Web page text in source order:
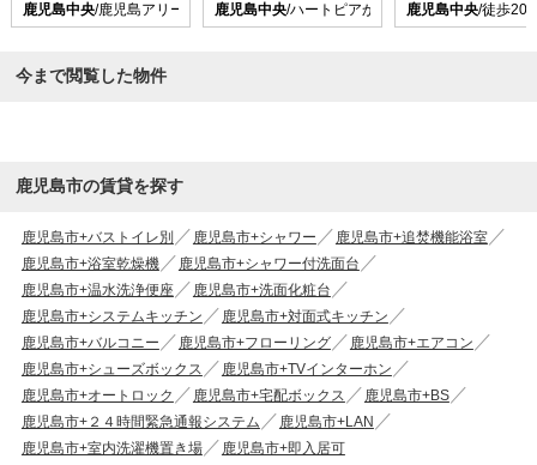
鹿児島中央/鹿児島アリーナ前 バス乗車時間20分 停歩3分
鹿児島中央/ハートピアかごしま バス乗車時間
鹿児島中央/徒歩20
今まで閲覧した物件
鹿児島市の賃貸を探す
鹿児島市+バストイレ別 鹿児島市+シャワー
鹿児島市+追焚機能浴室
鹿児島市+浴室乾燥機
鹿児島市+シャワー付洗面台
鹿児島市+温水洗浄便座
鹿児島市+洗面化粧台
鹿児島市+システムキッチン
鹿児島市+対面式キッチン
鹿児島市+バルコニー
鹿児島市+フローリング
鹿児島市+エアコン
鹿児島市+シューズボックス
鹿児島市+TVインターホン
鹿児島市+オートロック
鹿児島市+宅配ボックス
鹿児島市+BS
鹿児島市+２４時間緊急通報システム
鹿児島市+LAN
鹿児島市+室内洗濯機置き場
鹿児島市+即入居可